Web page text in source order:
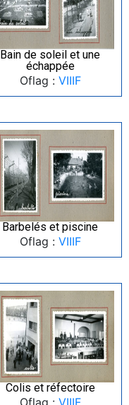
Bain de soleil et une
échappée
Oflag : VIIIF
Barbelés et piscine
Oflag : VIIIF
Colis et réfectoire
Oflag : VIIIF